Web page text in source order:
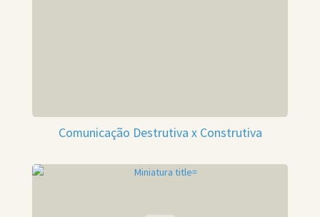
Comunicação Destrutiva x Construtiva